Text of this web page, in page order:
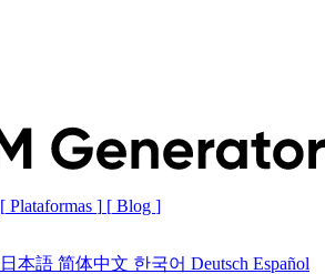
[ Plataformas ] [ Blog ]
日本語 简体中文 한국어 Deutsch Español